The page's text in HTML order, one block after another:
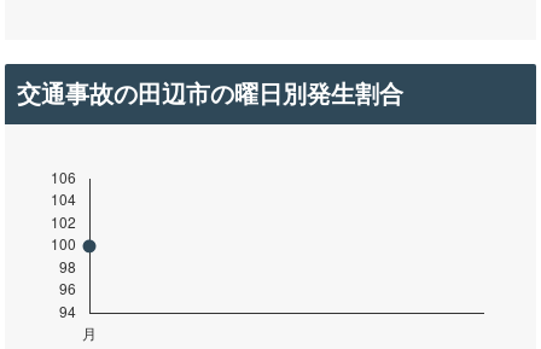
交通事故の田辺市の曜日別発生割合